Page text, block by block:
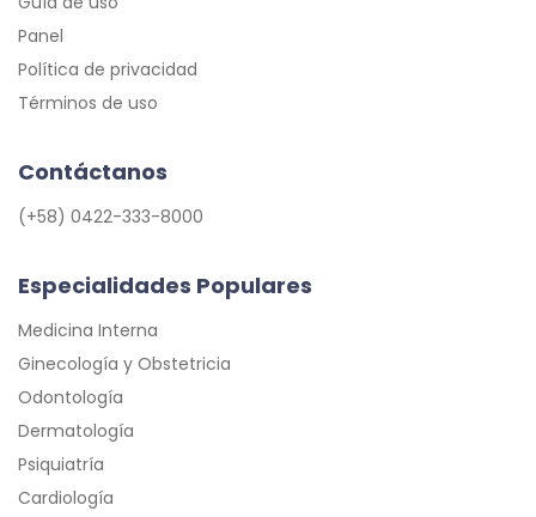
Panel
Política de privacidad
Términos de uso
Contáctanos
(+58) 0422-333-8000
Especialidades Populares
Medicina Interna
Ginecología y Obstetricia
Odontología
Dermatología
Psiquiatría
Cardiología